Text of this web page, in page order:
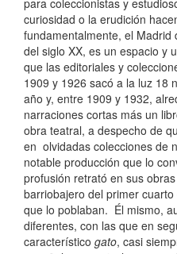
para coleccionistas y
curiosidad o la erudición
fundamentalmente, el
del siglo XX, es un espacio y
que las editoriales y
1909 y 1926 sacó a la luz 18
año y, entre 1909 y 1932,
narraciones cortas más un
obra teatral, a despecho de
en olvidadas colecciones de
notable producción que lo
profusión retrató en sus
barriobajero del primer
que lo poblaban. Él mismo,
diferentes, con las que en
característico gato, casi